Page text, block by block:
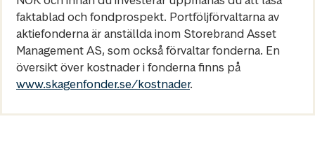
faktablad och fondprospekt. Portföljförvaltarna av
aktiefonderna är anställda inom Storebrand Asset
Management AS, som också förvaltar fonderna. En
översikt över kostnader i fonderna finns på
www.skagenfonder.se/kostnader.